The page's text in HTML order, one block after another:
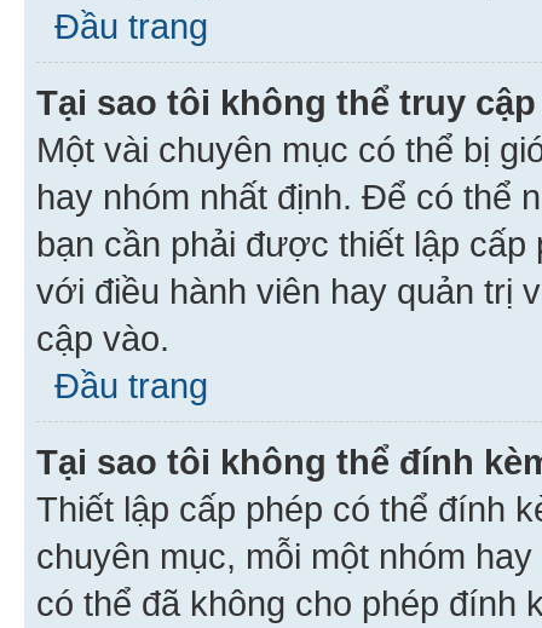
Đầu trang
Tại sao tôi không thể truy
Một vài chuyên mục có thể bị
hay nhóm nhất định. Để có thể
bạn cần phải được thiết lập
với điều hành viên hay quản trị
cập vào.
Đầu trang
Tại sao tôi không thể đính
Thiết lập cấp phép có thể đính
chuyên mục, mỗi một nhóm
có thể đã không cho phép đính